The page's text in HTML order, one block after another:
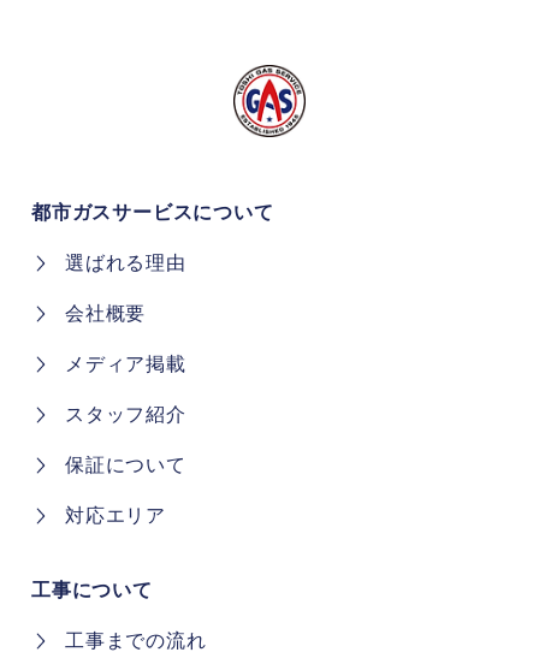
対応エリア
都市ガスサービスについて
選ばれる理由
会社概要
メディア掲載
スタッフ紹介
保証について
工事までの流れ
工事について